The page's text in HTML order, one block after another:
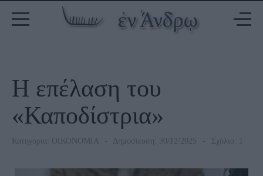
Η επέλαση του
«Καποδίστρια»
Κατηγορία: ΟΙΚΟΝΟΜΙΑ Δημοσίευση: 30/12/2025 Σχόλιο: 1